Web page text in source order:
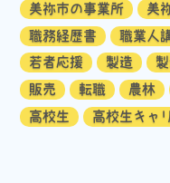
美祢市の事業所
美
職務経歴書
職業人
若者応援
製造
販売
転職 農林
高校生
高校生キャ